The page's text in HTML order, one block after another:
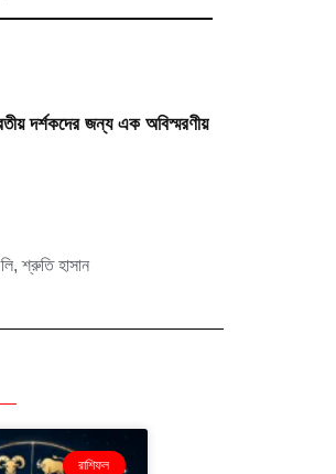
দর্শকদের জন্য এক অবিস্মরণীয়
,শ্রুতি হাসান
রাশিফল